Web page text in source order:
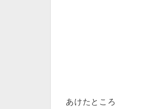
あけたところ